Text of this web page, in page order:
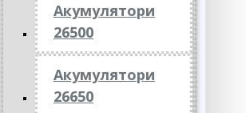
Акумулятори
26500
Акумулятори
26650